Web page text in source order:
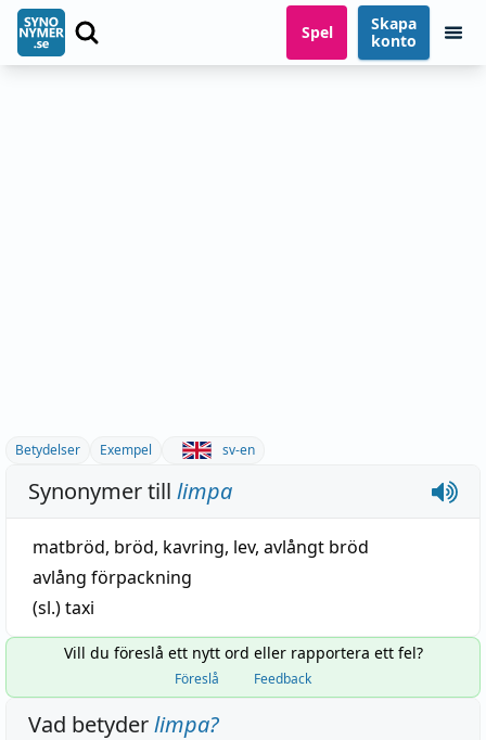
Spel
Skapa
konto
Betydelser Exempel sv-en
Synonymer till limpa
matbröd, bröd, kavring, lev, avlångt bröd
avlång förpackning
(sl.)taxi
Vill du föreslå ett nytt ord eller rapportera ett fel?
Föreslå Feedback
Vad betyderlimpa?